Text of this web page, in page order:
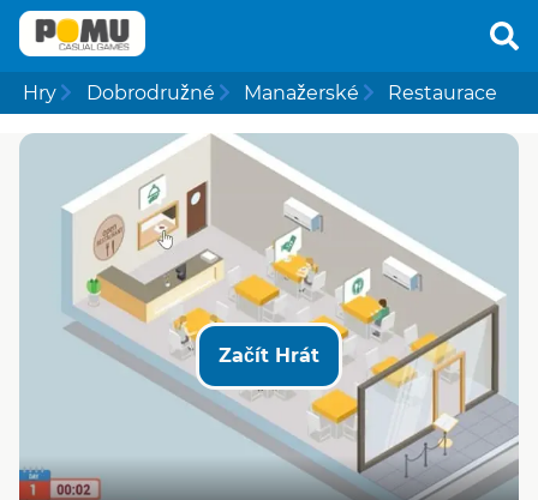
Hry Dobrodružné Manažerské Restaurace
Začít Hrát